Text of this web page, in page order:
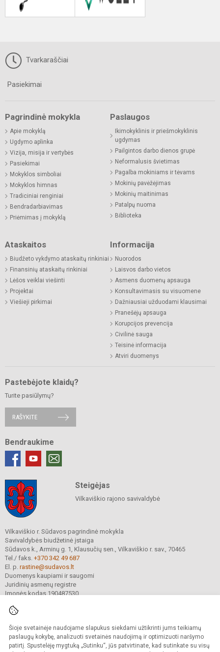
Šioje svetainėje naudojame slapukus siekdami užtikrinti jums teikiamų
paslaugų kokybę, analizuoti svetainės naudojimą ir optimizuoti naršymo
patirtį. Spustelėję mygtuką „Sutinku“, jūs patvirtinate, kad sutinkate su visų
Tvarkaraščiai
Pasiekimai
Pagrindinė mokykla
Apie mokyklą
Ugdymo aplinka
Vizija, misija ir vertybės
Pasiekimai
Mokyklos simboliai
Mokyklos himnas
Tradiciniai renginiai
Bendradarbiavimas
Priėmimas į mokyklą
Paslaugos
Ikimokyklinis ir priešmokyklinis
ugdymas
Pailgintos darbo dienos grupė
Neformalusis švietimas
Pagalba mokiniams ir tėvams
Mokinių pavėžėjimas
Mokinių maitinimas
Patalpų nuoma
Biblioteka
Ataskaitos
Biudžeto vykdymo ataskaitų rinkiniai
Finansinių ataskaitų rinkiniai
Lėšos veiklai viešinti
Projektai
Viešieji pirkimai
Informacija
Nuorodos
Laisvos darbo vietos
Asmens duomenų apsauga
Konsultavimasis su visuomene
Dažniausiai užduodami klausimai
Pranešėjų apsauga
Korupcijos prevencija
Civilinė sauga
Teisinė informacija
Atviri duomenys
Pastebėjote klaidų?
Turite pasiūlymų?
RAŠYKITE
Bendraukime
Steigėjas
Vilkaviškio rajono savivaldybė
Vilkaviškio r. Sūdavos pagrindinė mokykla
Savivaldybės biudžetinė įstaiga
Sūdavos k., Arminų g. 1, Klausučių sen., Vilkaviškio r. sav., 70465
Tel./ faks. +370 342 49 687
El. p. rastine@sudavos.lt
Duomenys kaupiami ir saugomi
Juridinių asmenų registre
Įmonės kodas 190487530
© 2025. Vilkaviškio r. Sūdavos pagrindinė mokykla. Visos teisės saugomos.
Kopijuoti turinį be raštiško įstaigos administracijos sutikimo griežtai draudžiama.
Prieinamumo paraiška Slapukų valdymas